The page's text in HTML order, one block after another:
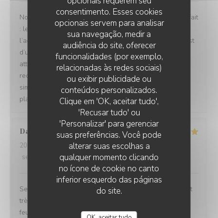
consentimento. Esses cookies
opcionais servem para analisar
sua navegação, medir a
audiência do site, oferecer
funcionalidades (por exemplo,
relacionadas às redes sociais)
ou exibir publicidade ou
conteúdos personalizados.
Clique em 'OK, aceitar tudo',
'Recusar tudo' ou
'Personalizar' para gerenciar
suas preferências. Você pode
alterar suas escolhas a
qualquer momento clicando
no ícone de cookie no canto
inferior esquerdo das páginas
do site.
Nous avons passé un excellent moment ! Tout était parfait
: les repas étaient délicieux, le service irréprochable, et
l’accueil d’une chaleur exceptionnelle. Toute l’équipe est
d’une grande gentillesse, avec de nombreuses petites
attentions qui font vraiment la différence. Nous
recommandons cet établissement à 100 % ! C’est tout
simplement topissime. Nous reviendrons avec grand
plaisir !
David
2026-08-04
- 12:30 - guests 5
service
ambience: 5/5 menu:5 /5 quality_price
Service impeccable et convivial. Nourriture excellente et
très copieuse. Je recommande particulièrement le mille
feuille à la crème noisette-vanille. Un délice 😋